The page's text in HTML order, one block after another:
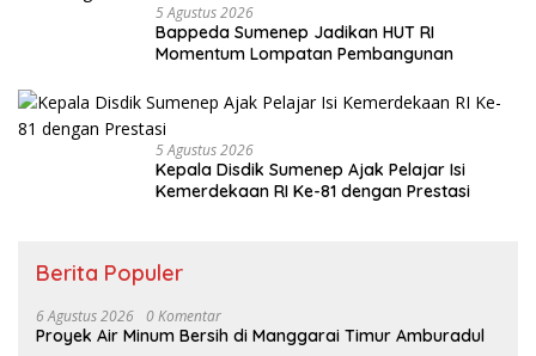
5 Agustus 2026
Bappeda Sumenep Jadikan HUT RI
Momentum Lompatan Pembangunan
5 Agustus 2026
Kepala Disdik Sumenep Ajak Pelajar Isi
Kemerdekaan RI Ke-81 dengan Prestasi
Berita Populer
6 Agustus 2026 0 Komentar
Proyek Air Minum Bersih di Manggarai Timur Amburadul